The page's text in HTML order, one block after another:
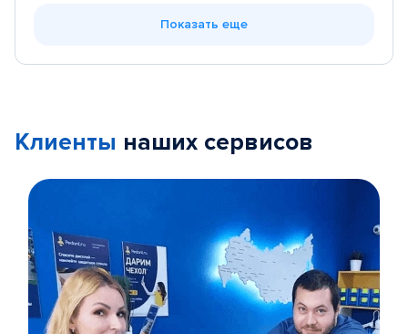
Показать еще
Клиенты наших сервисов